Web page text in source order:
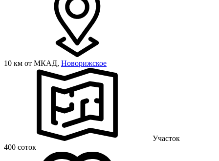
10 км от МКАД, Новорижское
Участок
400 соток